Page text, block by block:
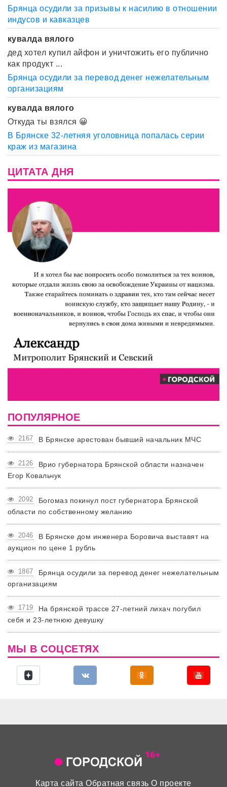
Брянца осудили за призывы к насилию в отношении
индусов и кавказцев
кувалда вялого
дед хотел купил айфон и уничтожить его публично
как продукт ...
Брянца осудили за перевод денег нежелательным
организациям
кувалда вялого
Откуда ты взялся 😀
В Брянске 32-летняя уголовница попалась серии
краж из магазина
ЦИТАТА ДНЯ
ПОПУЛЯРНОЕ
2167 В Брянске арестован бывший начальник МЧС
2126
Врио губернатора Брянской области назначен
Егор Ковальчук
2092
Богомаз покинул пост губернатора Брянской
области по собственному желанию
2046
В Брянске дом инженера Боровича выставят на
аукцион по цене 1 рубль
1867
Брянца осудили за перевод денег нежелательным
организациям
1719
На брянской трассе 27-летний лихач погубил
себя и 23-летнюю девушку
МЫ В СОЦСЕТЯХ
Карта сайта Обратная связь О проекте